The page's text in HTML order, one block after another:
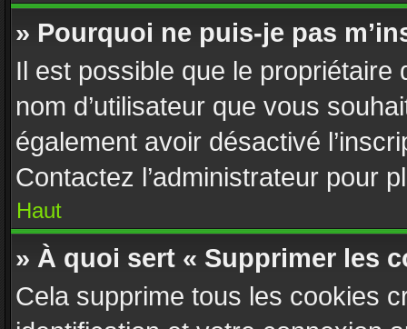
» Pourquoi ne puis-je pas
Il est possible que le propriétaire
nom d’utilisateur que vous
également avoir désactivé
Contactez l’administrateur pour
Haut
» À quoi sert « Supprimer les
Cela supprime tous les cookies